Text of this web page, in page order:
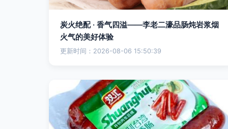
炭火绝配 · 香气四溢——李老二濠品肠炖岩浆烟
火气的美好体验
更新时间：2026-08-06 15:50:39